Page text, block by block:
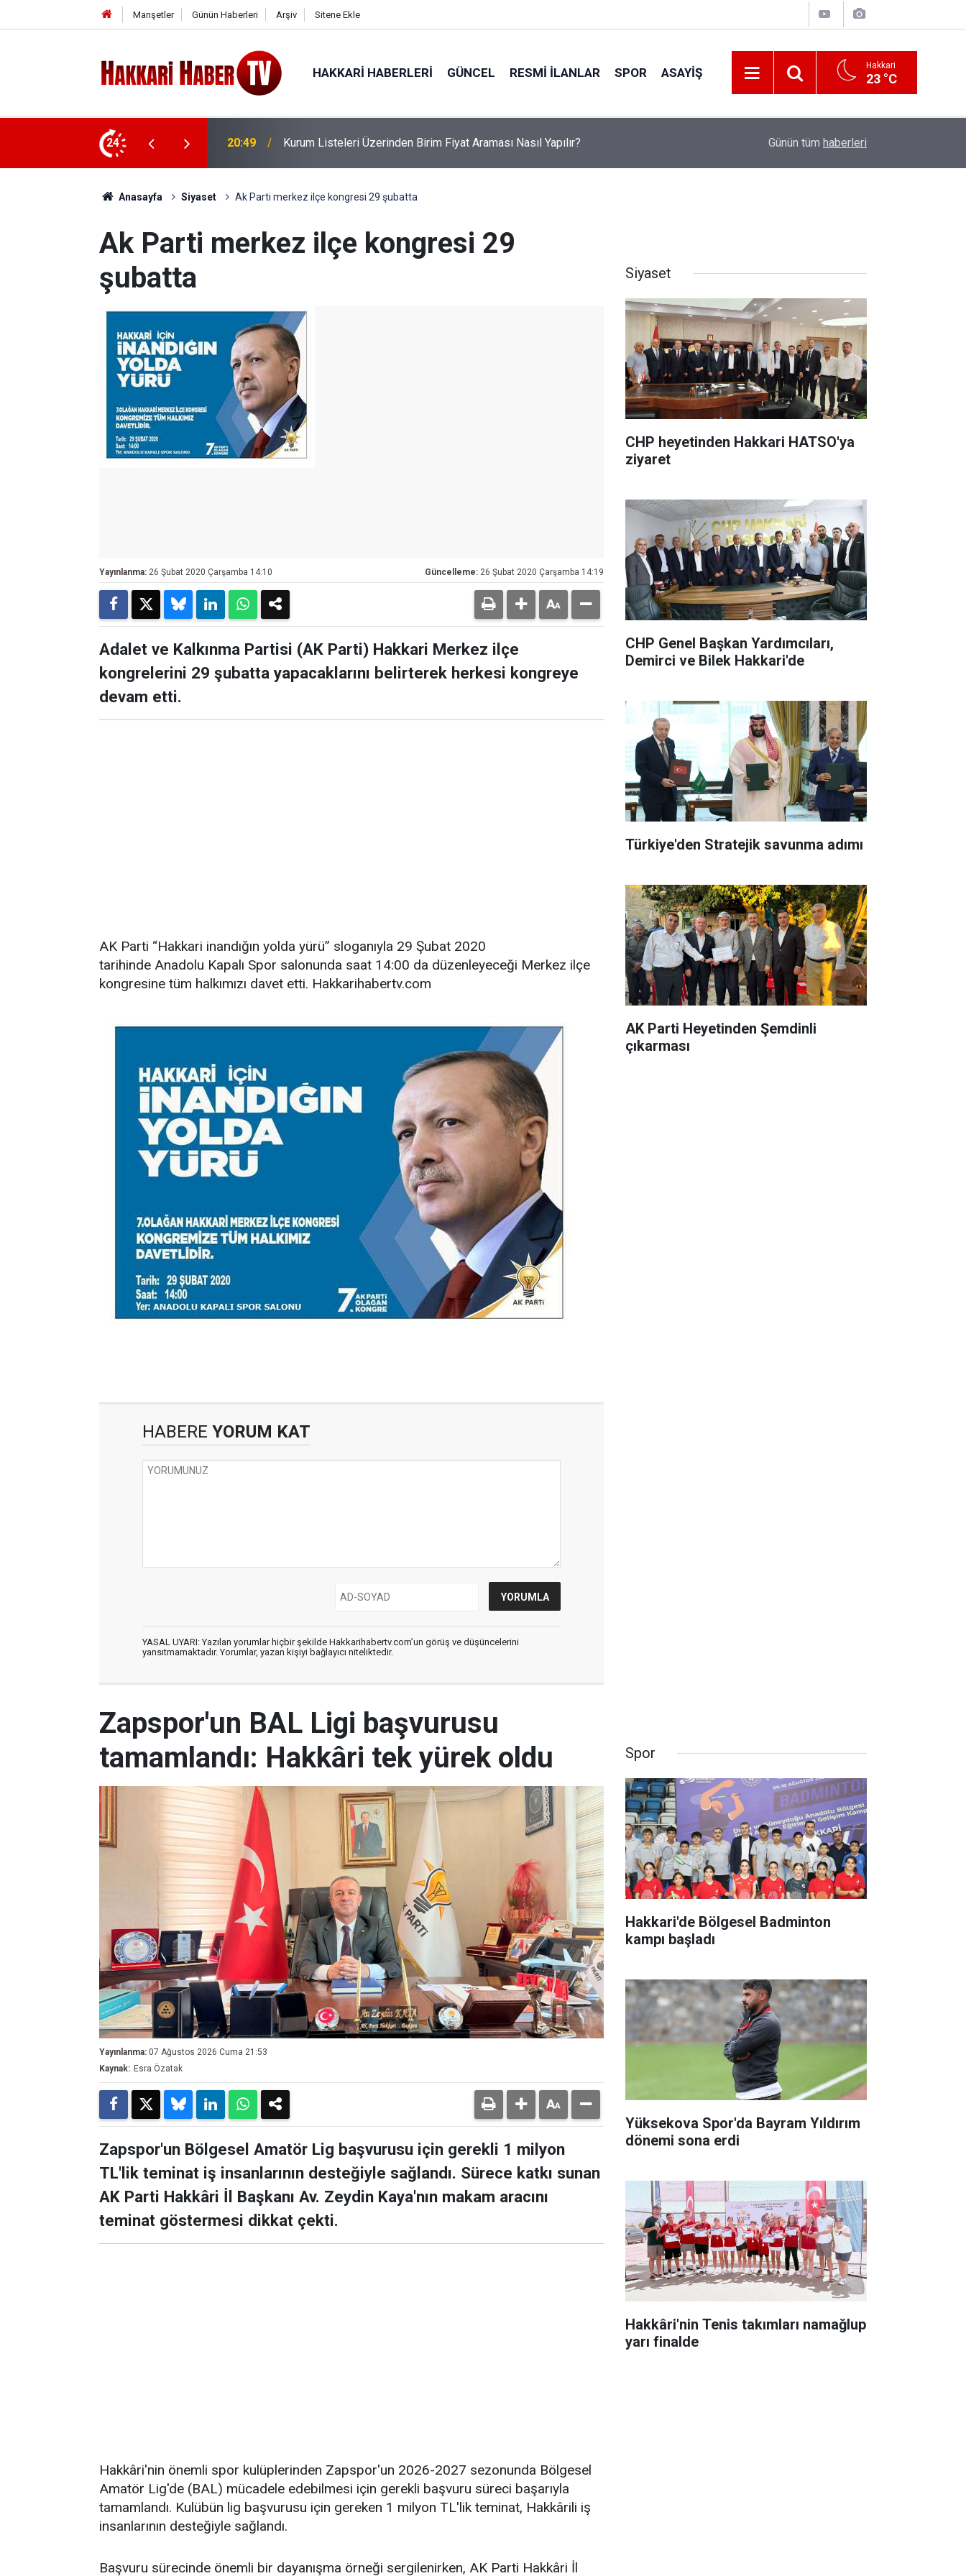
Manşetler Günün Haberleri Arşiv Sitene Ekle
HAKKARI HABERLERI GÜNCEL RESMI İLANLAR SPOR ASAYIŞ Hakkari
23 °C
24
Araması Nasıl Yapılır? 20:40 CHP heyetinden Hakkari HATSO'ya ziyaret İhtiyaç Sahibi Engellilere umut olan bağış
Günün tüm haberleri
Anasayfa Siyaset Ak Parti merkez ilçe kongresi 29 şubatta
Ak Parti merkez ilçe kongresi 29
şubatta
Yayınlanma: 26 Şubat 2020 Çarşamba 14:10 Güncelleme: 26 Şubat 2020 Çarşamba 14:19
Adalet ve Kalkınma Partisi (AK Parti) Hakkari Merkez ilçe
kongrelerini 29 şubatta yapacaklarını belirterek herkesi kongreye
devam etti.
AK Parti “Hakkari inandığın yolda yürü” sloganıyla 29 Şubat 2020
tarihinde Anadolu Kapalı Spor salonunda saat 14:00 da düzenleyeceği Merkez ilçe
kongresine tüm halkımızı davet etti. Hakkarihabertv.com
HABERE YORUM KAT
YASAL UYARI: Yazılan yorumlar hiçbir şekilde Hakkarihabertv.com’un görüş ve düşüncelerini
yansıtmamaktadır. Yorumlar, yazan kişiyi bağlayıcı niteliktedir.
Siyaset
CHP heyetinden Hakkari HATSO'ya
ziyaret
CHP Genel Başkan Yardımcıları,
Demirci ve Bilek Hakkari'de
Türkiye'den Stratejik savunma adımı
AK Parti Heyetinden Şemdinli
çıkarması
Zapspor'un BAL Ligi başvurusu
tamamlandı: Hakkâri tek yürek oldu
Yayınlanma: 07 Ağustos 2026 Cuma 21:53
Kaynak: Esra Özatak
Zapspor'un Bölgesel Amatör Lig başvurusu için gerekli 1 milyon
TL'lik teminat iş insanlarının desteğiyle sağlandı. Sürece katkı sunan
AK Parti Hakkâri İl Başkanı Av. Zeydin Kaya'nın makam aracını
teminat göstermesi dikkat çekti.
Hakkâri'nin önemli spor kulüplerinden Zapspor'un 2026-2027 sezonunda Bölgesel
Amatör Lig'de (BAL) mücadele edebilmesi için gerekli başvuru süreci başarıyla
tamamlandı. Kulübün lig başvurusu için gereken 1 milyon TL'lik teminat, Hakkârili iş
insanlarının desteğiyle sağlandı.
Başvuru sürecinde önemli bir dayanışma örneği sergilenirken, AK Parti Hakkâri İl
Spor
Hakkari'de Bölgesel Badminton
kampı başladı
Yüksekova Spor'da Bayram Yıldırım
dönemi sona erdi
Hakkâri'nin Tenis takımları namağlup
yarı finalde